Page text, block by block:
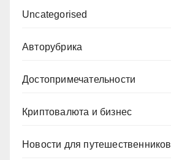
Uncategorised
Авторубрика
Достопримечательности
Криптовалюта и бизнес
Новости для путешественников